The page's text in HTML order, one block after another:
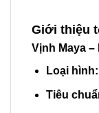
Giới thiệu t
Vịnh Maya –
Loại hình:
Tiêu